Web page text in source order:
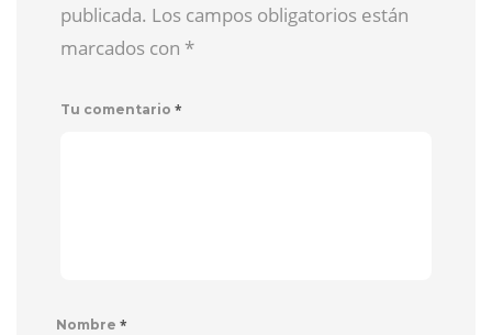
publicada. Los campos obligatorios están
marcados con *
Tu comentario *
Nombre *